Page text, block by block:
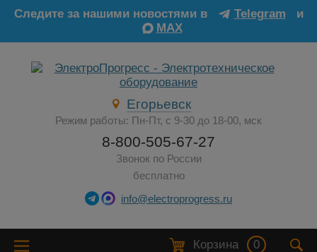
Следите за нашими новостями в Telegram
и
MAX
Егорьевск
Режим работы: Пн-Пт, с 9-30 до 18-00, мск
8-800-505-67-27
Звонок по России
бесплатно
info@electroprogress.ru
Корзина 0